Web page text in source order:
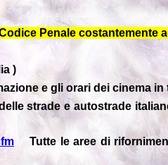
Codice Penale costantemente
)
e gli orari dei cinema in
strade e autostrade
Tutte le aree di